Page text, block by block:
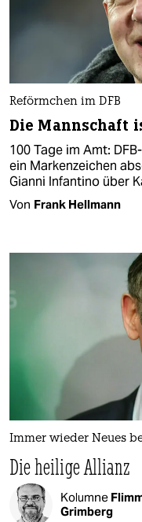
Reförmchen im DFB
Die Mannschaft
100 Tage im Amt:
ein Markenzeichen
Gianni Infantino über
Von Frank Hellmann
Immer wieder Neues
Die heilige Allianz
Kolumne
Grimberg